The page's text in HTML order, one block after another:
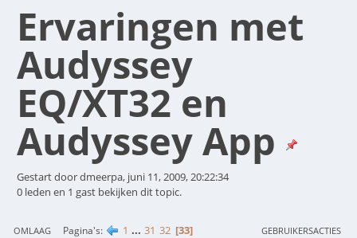
Ervaringen met
Audyssey
EQ/XT32 en
Audyssey App
Gestart door dmeerpa, juni 11, 2009, 20:22:34
0 leden en 1 gast bekijken dit topic.
OMLAAG Pagina's 1 ... 31 32 33 GEBRUIKERSACTIES